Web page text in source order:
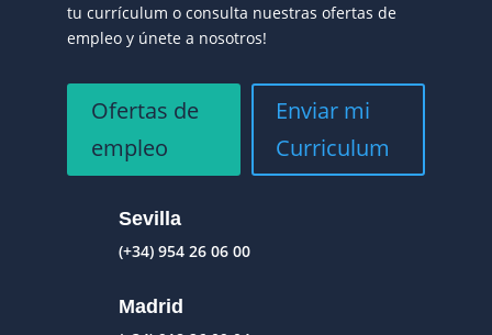
tu currículum o consulta nuestras ofertas de
empleo y únete a nosotros!
Ofertas de
empleo
Enviar mi
Curriculum
Sevilla
(+34) 954 26 06 00
Madrid